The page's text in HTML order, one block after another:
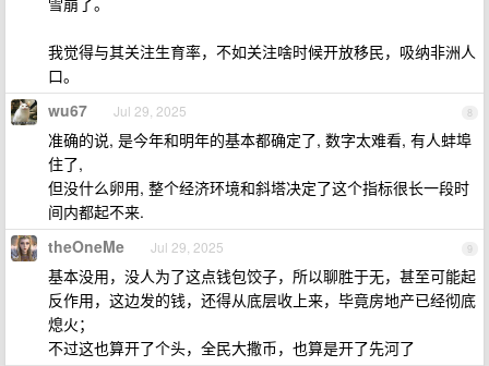
我觉得与其关注生育率，不如关注啥时候开放移民，吸纳非洲人
口。
8
wu67 Jul 29, 2025
准确的说, 是今年和明年的基本都确定了, 数字太难看, 有人蚌埠
住了,
但没什么卵用, 整个经济环境和斜塔决定了这个指标很长一段时
间内都起不来.
9
theOneMe Jul 29, 2025
基本没用，没人为了这点钱包饺子，所以聊胜于无，甚至可能起
反作用，这边发的钱，还得从底层收上来，毕竟房地产已经彻底
熄火；
不过这也算开了个头，全民大撒币，也算是开了先河了